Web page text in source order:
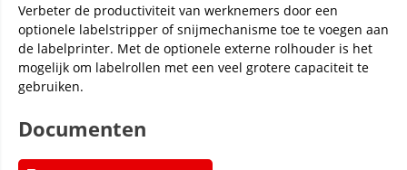
Verbeter de productiviteit van werknemers door een
optionele labelstripper of snijmechanisme toe te voegen aan
de labelprinter. Met de optionele externe rolhouder is het
mogelijk om labelrollen met een veel grotere capaciteit te
gebruiken.
Documenten